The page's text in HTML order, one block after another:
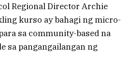
Regional Director Archie
kurso ay bahagi ng micro-
sa community-based na
sa pangangailangan ng